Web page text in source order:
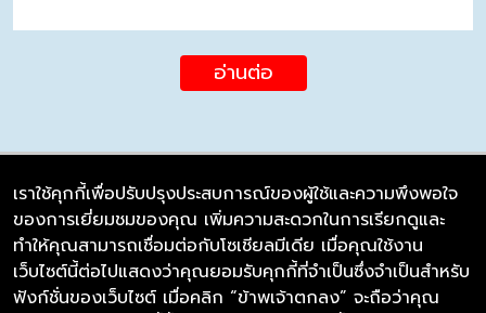
อ่านต่อ
บริษัท ซิมลิงค์ จำกัด
98/226 Bangrakyai-Baanmai Road,
Bangyai, Nonthaburi 11140
เราใช้คุกกี้เพื่อปรับปรุงประสบการณ์ของผู้ใช้และความพึงพอใจ
ของการเยี่ยมชมของคุณ เพิ่มความสะดวกในการเรียกดูและ
ทำให้คุณสามารถเชื่อมต่อกับโซเชียลมีเดีย เมื่อคุณใช้งาน
เว็บไซต์นี้ต่อไปแสดงว่าคุณยอมรับคุกกี้ที่จำเป็นซึ่งจำเป็นสำหรับ
ฟังก์ชั่นของเว็บไซต์ เมื่อคลิก “ข้าพเจ้าตกลง” จะถือว่าคุณ